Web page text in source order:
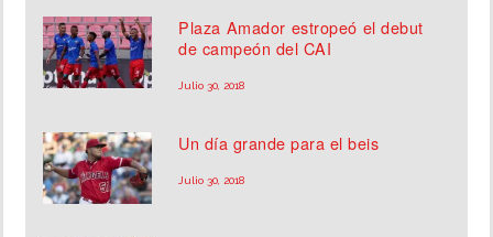
Plaza Amador estropeó el debut
de campeón del CAI
Julio 30, 2018
Un día grande para el beis
Julio 30, 2018